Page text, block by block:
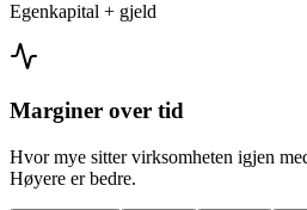
Egenkapital + gjeld
Marginer over tid
Hvor mye sitter virksomheten igjen
Høyere er bedre.